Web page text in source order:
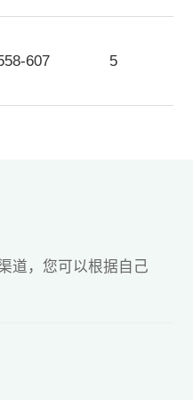
607 5
道，您可以根据自己